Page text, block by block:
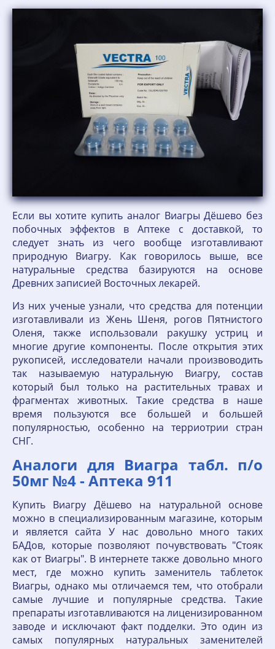
Если вы хотите купить аналог Виагры Дёшево без
побочных эффектов в Аптеке с доставкой, то
следует знать из чего вообще изготавливают
природную Виагру. Как говорилось выше, все
натуральные средства базируются на основе
Древних записией Восточных лекарей.
Из них ученые узнали, что средства для потенции
изготавливали из Жень Шеня, рогов Пятнистого
Оленя, также использовали ракушку устриц и
многие другие компоненты. После открытия этих
рукописей, исследователи начали произвоводить
так называемую натуральную Виагру, состав
который был только на растительных травах и
фрагментах животных. Такие средства в наше
время пользуются все большей и большей
популярностью, особенно на терриотрии стран
СНГ.
Аналоги для Виагра табл. п/о
50мг №4 - Аптека 911
Купить Виагру Дёшево на натуральной основе
можно в специализированным магазине, которым
и является сайта У нас довольно много таких
БАДов, которые позволяют почувствовать "Стояк
как от Виагры". В интернете также довольно много
мест, где можно купить заменитель таблеток
Виагры, однако мы отличаемся тем, что отобрали
самые лучшие и популярные средства. Такие
препараты изготавливаются на лиценизированном
заводе и исключают факт подделки. Это один из
самых популярных натуральных заменителей